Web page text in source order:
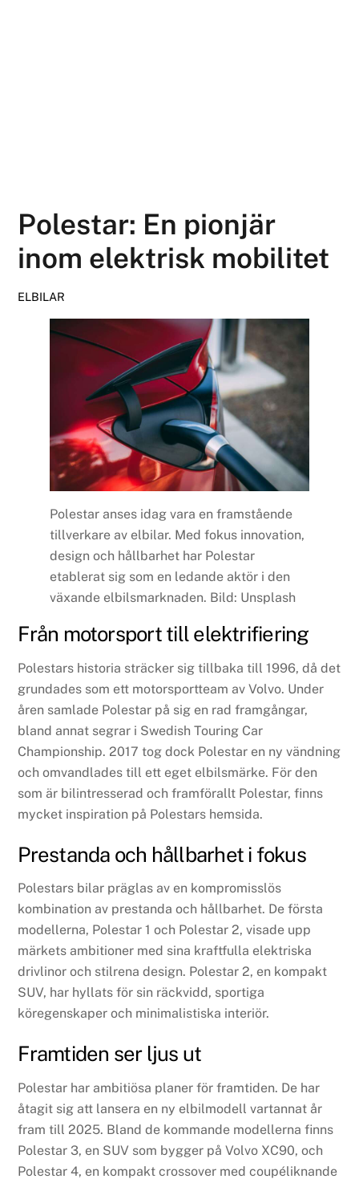
Polestar: En pionjär
inom elektrisk mobilitet
ELBILAR
Polestar anses idag vara en framstående
tillverkare av elbilar. Med fokus innovation,
design och hållbarhet har Polestar
etablerat sig som en ledande aktör i den
växande elbilsmarknaden. Bild: Unsplash
Från motorsport till elektrifiering
Polestars historia sträcker sig tillbaka till 1996, då det
grundades som ett motorsportteam av Volvo. Under
åren samlade Polestar på sig en rad framgångar,
bland annat segrar i Swedish Touring Car
Championship. 2017 tog dock Polestar en ny vändning
och omvandlades till ett eget elbilsmärke. För den
som är bilintresserad och framförallt Polestar, finns
mycket inspiration på Polestars hemsida.
Prestanda och hållbarhet i fokus
Polestars bilar präglas av en kompromisslös
kombination av prestanda och hållbarhet. De första
modellerna, Polestar 1 och Polestar 2, visade upp
märkets ambitioner med sina kraftfulla elektriska
drivlinor och stilrena design. Polestar 2, en kompakt
SUV, har hyllats för sin räckvidd, sportiga
köregenskaper och minimalistiska interiör.
Framtiden ser ljus ut
Polestar har ambitiösa planer för framtiden. De har
åtagit sig att lansera en ny elbilmodell vartannat år
fram till 2025. Bland de kommande modellerna finns
Polestar 3, en SUV som bygger på Volvo XC90, och
Polestar 4, en kompakt crossover med coupéliknande